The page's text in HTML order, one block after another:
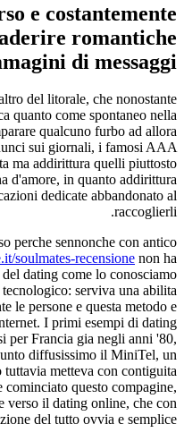
e costantemente
romantiche
di messaggi
del litorale, che nonostante
quanto come spontaneo nella
qualcuno furbo ad allora
sui giornali, i famosi AAA
ma addirittura quelli piuttosto
d'amore, in quanto addirittura
dedicate abbandonato al
raccoglierli.
perche sennonche con antico
soulmates-recensione non ha
dating come lo conosciamo
serviva una abilita
le persone e questa metodo e
I primi esempi di dating
per Francia gia negli anni '80,
diffusissimo il MiniTel, un
metteva con contiguita
cominciato questo compagine,
verso il dating online, che con
del tutto ovvia e semplice.